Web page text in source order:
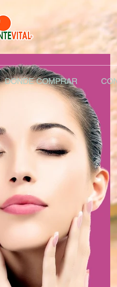
DONDE COMPRAR